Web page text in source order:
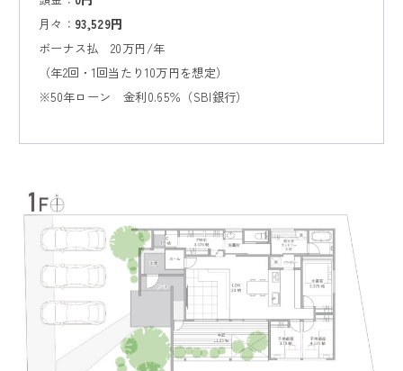
月々： 93,529円
ボーナス払 20万円/年
（年2回・1回当たり10万円を想定）
※50年ローン 金利0.65％（SBI銀行）